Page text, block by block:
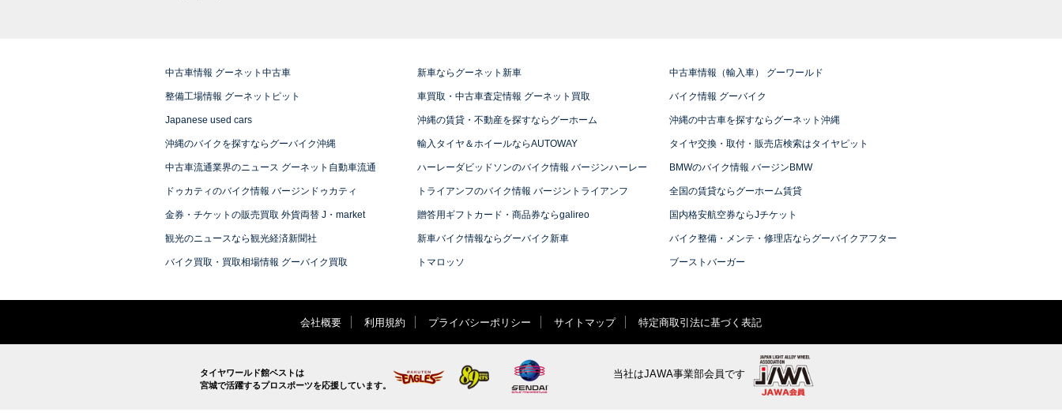
中古車情報 グーネット中古車 新車ならグーネット新車 中古車情報（輸入車） グーワールド
整備工場情報 グーネットピット 車買取・中古車査定情報 グーネット買取 バイク情報 グーバイク
Japanese used cars 沖縄の賃貸・不動産を探すならグーホーム 沖縄の中古車を探すならグーネット沖縄
沖縄のバイクを探すならグーバイク沖縄 輸入タイヤ＆ホイールならAUTOWAY タイヤ交換・取付・販売店検索はタイヤピット
中古車流通業界のニュース グーネット自動車流通 ハーレーダビッドソンのバイク情報 バージンハーレー BMWのバイク情報 バージンBMW
ドゥカティのバイク情報 バージンドゥカティ トライアンフのバイク情報 バージントライアンフ 全国の賃貸ならグーホーム賃貸
金券・チケットの販売買取 外貨両替 J・market 贈答用ギフトカード・商品券ならgalireo 国内格安航空券ならJチケット
観光のニュースなら観光経済新聞社 新車バイク情報ならグーバイク新車 バイク整備・メンテ・修理店ならグーバイクアフター
バイク買取・買取相場情報 グーバイク買取 トマロッソ ブーストバーガー
会社概要 利用規約 プライバシーポリシー サイトマップ 特定商取引法に基づく表記
タイヤワールド館ベストは
宮城で活躍するプロスポーツを応援しています。
当社はJAWA事業部会員です